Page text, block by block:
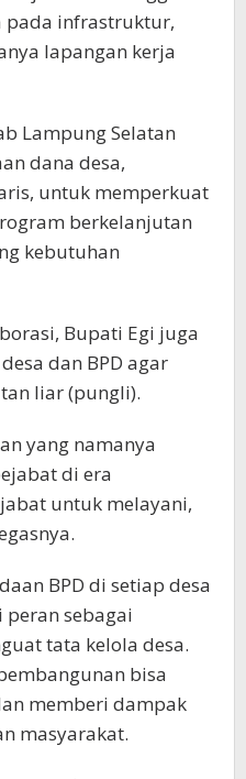
pada infrastruktur,
lapangan kerja
Lampung Selatan
dana desa,
untuk memperkuat
berkelanjutan
kebutuhan
Bupati Egi juga
dan BPD agar
liar (pungli).
yang namanya
di era
untuk melayani,
BPD di setiap desa
sebagai
tata kelola desa.
bisa
memberi dampak
masyarakat.